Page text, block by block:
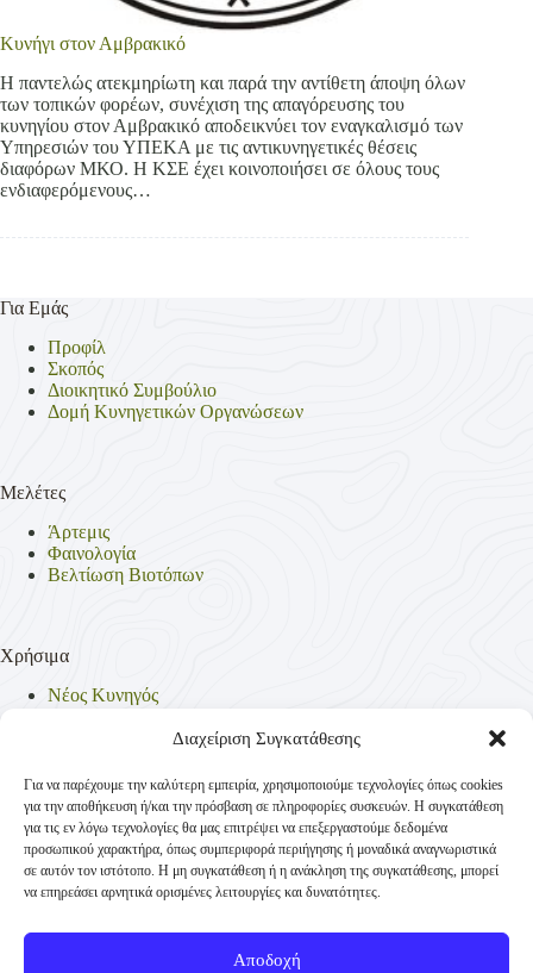
Διαχείριση Συγκατάθεσης
Για να παρέχουμε την καλύτερη εμπειρία, χρησιμοποιούμε τεχνολογίες όπως cookies
για την αποθήκευση ή/και την πρόσβαση σε πληροφορίες συσκευών. Η συγκατάθεση
για τις εν λόγω τεχνολογίες θα μας επιτρέψει να επεξεργαστούμε δεδομένα
προσωπικού χαρακτήρα, όπως συμπεριφορά περιήγησης ή μοναδικά αναγνωριστικά
σε αυτόν τον ιστότοπο. Η μη συγκατάθεση ή η ανάκληση της συγκατάθεσης, μπορεί
να επηρεάσει αρνητικά ορισμένες λειτουργίες και δυνατότητες.
Αποδοχή
Κυνήγι στον Αμβρακικό
Η παντελώς ατεκμηρίωτη και παρά την αντίθετη άποψη όλων
των τοπικών φορέων, συνέχιση της απαγόρευσης του
κυνηγίου στον Αμβρακικό αποδεικνύει τον εναγκαλισμό των
Υπηρεσιών του ΥΠΕΚΑ με τις αντικυνηγετικές θέσεις
διαφόρων ΜΚΟ. Η ΚΣΕ έχει κοινοποιήσει σε όλους τους
ενδιαφερόμενους…
Για Εμάς
Προφίλ
Σκοπός
Διοικητικό Συμβούλιο
Δομή Κυνηγετικών Οργανώσεων
Μελέτες
Άρτεμις
Φαινολογία
Βελτίωση Βιοτόπων
Χρήσιμα
Νέος Κυνηγός
Νομοθεσία
Πολιτική Απορρήτου
Πολιτική Cookies (ΕΕ)
Επικοινωνία
Κυνηγετική Συνομοσπονδία Ελλάδος